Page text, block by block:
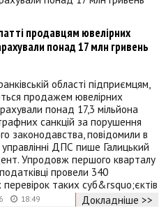
18:49
продавцям ювелірних
понад 17 млн гривень
області підприємцям,
продажем ювелірних
понад 17,3 мільйона
санкцій за порушення
законодавства, повідомили в
ДПС пише Галицький
Упродовж першого кварталу
провели 340
таких суб&rsquo;єктів
Докладніше >>